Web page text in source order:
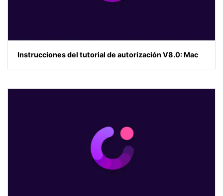
Instrucciones del tutorial de autorización V8.0: Mac